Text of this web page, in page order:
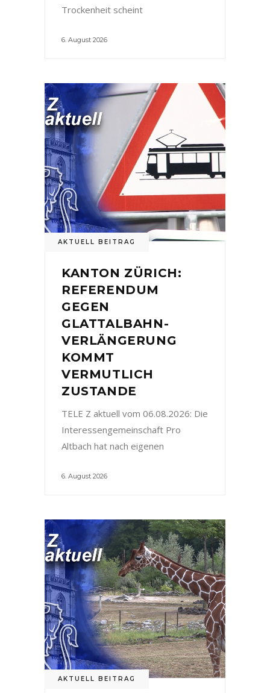
Trockenheit scheint
6. August 2026
AKTUELL BEITRAG
KANTON ZÜRICH:
REFERENDUM
GEGEN
GLATTALBAHN-
VERLÄNGERUNG
KOMMT
VERMUTLICH
ZUSTANDE
TELE Z aktuell vom 06.08.2026: Die
Interessengemeinschaft Pro
Altbach hat nach eigenen
6. August 2026
AKTUELL BEITRAG